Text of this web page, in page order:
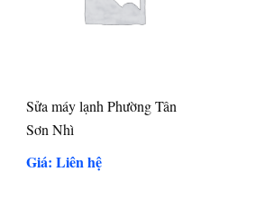
Sửa máy lạnh Phường Tân
Sơn Nhì
Giá: Liên hệ